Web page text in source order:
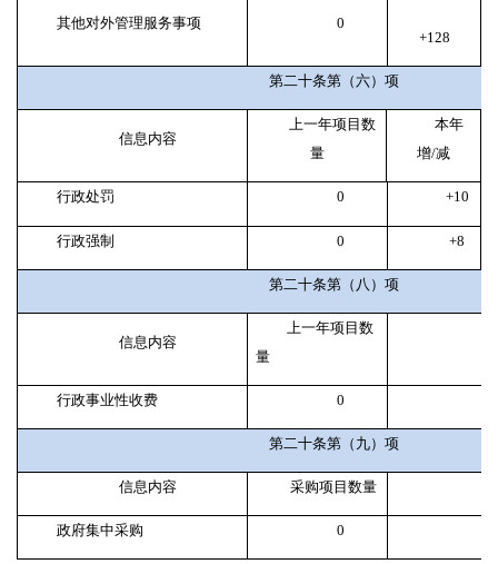
其他对外管理服务事项
0
+128
第二十条第（六）项
信息内容
上一年项目数
量
本年
增/减
行政处罚 0 +10
行政强制 0 +8
第二十条第（八）项
信息内容
上一年项目数
量
行政事业性收费 0
第二十条第（九）项
信息内容 采购项目数量
政府集中采购 0